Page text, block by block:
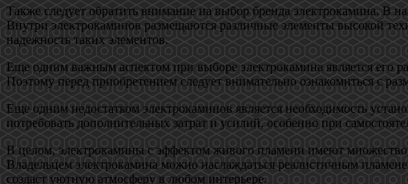
Также следует обратить внимание на выбор бренда электрокамина.
Внутри электрокаминов размещаются различные элементы высокой
надежность таких элементов.
Еще одним важным аспектом при выборе электрокамина является его
Поэтому перед приобретением следует внимательно ознакомиться с
Еще одним недостатком электрокаминов является необходимость
потребовать дополнительных затрат и усилий, особенно при
В целом, электрокамины с эффектом живого пламени имеют
Владельцем электрокамина можно наслаждаться реалистичным
создаст уютную атмосферу в любом интерьере.